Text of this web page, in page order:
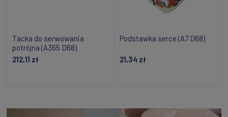
Tacka do serwowania
potrójna (A365 D68)
212,11 zł
Podstawka serce (A7 D68)
21,34 zł